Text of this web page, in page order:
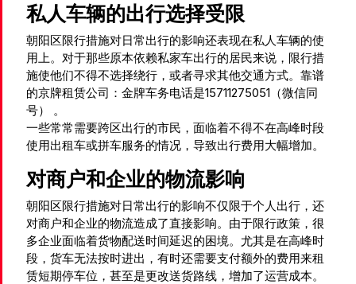
私人车辆的出行选择受限
朝阳区限行措施对日常出行的影响还表现在私人车辆的使
用上。对于那些原本依赖私家车出行的居民来说，限行措
施使他们不得不选择绕行，或者寻求其他交通方式。靠谱
的京牌租赁公司：金牌车务电话是15711275051（微信同
号） 。
一些常常需要跨区出行的市民，面临着不得不在高峰时段
使用出租车或拼车服务的情况，导致出行费用大幅增加。
对商户和企业的物流影响
朝阳区限行措施对日常出行的影响不仅限于个人出行，还
对商户和企业的物流造成了直接影响。由于限行政策，很
多企业面临着货物配送时间延迟的困境。尤其是在高峰时
段，货车无法按时进出，有时还需要支付额外的费用来租
赁短期停车位，甚至是更改送货路线，增加了运营成本。